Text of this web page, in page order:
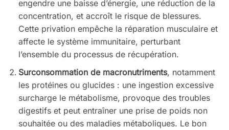
engendre une baisse d’énergie, une réduction de la
concentration, et accroît le risque de blessures.
Cette privation empêche la réparation musculaire et
affecte le système immunitaire, perturbant
l’ensemble du processus de récupération.
Surconsommation de macronutriments, notamment
les protéines ou glucides : une ingestion excessive
surcharge le métabolisme, provoque des troubles
digestifs et peut entraîner une prise de poids non
souhaitée ou des maladies métaboliques. Le bon